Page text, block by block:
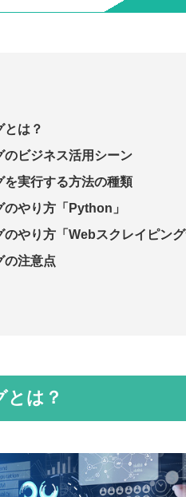
は？
ビジネス活用シーン
実行する方法の種類
やり方「Python」
やり方「Webスクレイピング
の注意点
とは？